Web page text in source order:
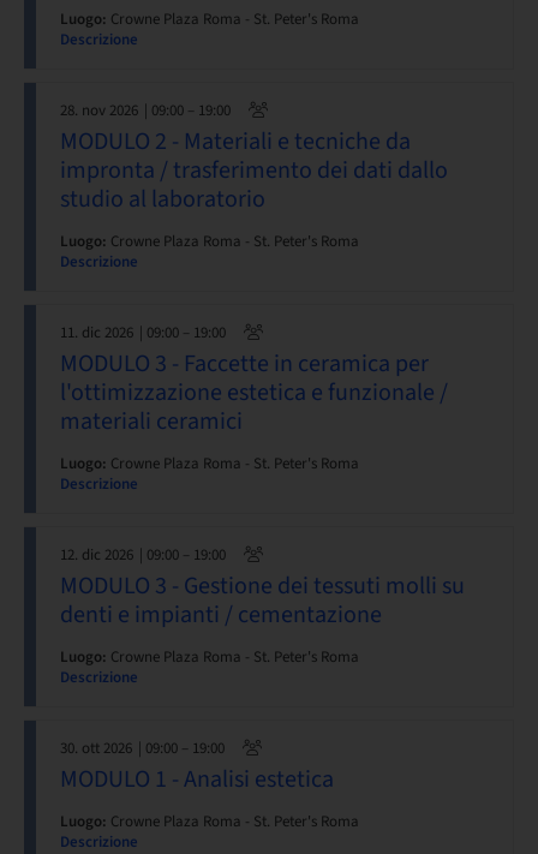
Luogo: Crowne Plaza Roma - St. Peter's Roma
Descrizione
28. nov 2026 | 09:00 – 19:00
MODULO 2 - Materiali e tecniche da
impronta / trasferimento dei dati dallo
studio al laboratorio
Luogo: Crowne Plaza Roma - St. Peter's Roma
Descrizione
11. dic 2026 | 09:00 – 19:00
MODULO 3 - Faccette in ceramica per
l'ottimizzazione estetica e funzionale /
materiali ceramici
Luogo: Crowne Plaza Roma - St. Peter's Roma
Descrizione
12. dic 2026 | 09:00 – 19:00
MODULO 3 - Gestione dei tessuti molli su
denti e impianti / cementazione
Luogo: Crowne Plaza Roma - St. Peter's Roma
Descrizione
30. ott 2026 | 09:00 – 19:00
MODULO 1 - Analisi estetica
Luogo: Crowne Plaza Roma - St. Peter's Roma
Descrizione